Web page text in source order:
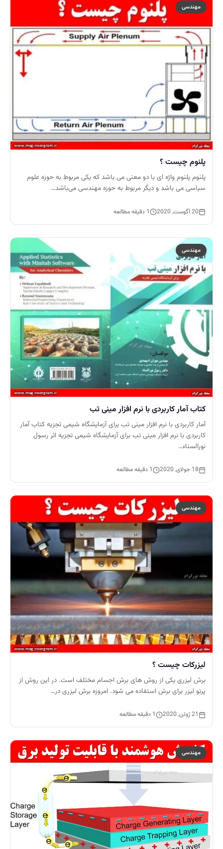
مهندسی
پلنوم چیست ؟
پلنوم پلنوم واژه ای با دو معنی می باشد که یکی مربوط به حوزه علوم
سیاسی می باشد و دیگر مربوط به حوزه مهندسی می‌باشد…
20 آگوست, 2020 1 دقیقه مطالعه
مهندسی
کتاب آمار کاربردی با نرم افزار مینی تب
آمار کاربردی با نرم افزار مینی تب برای آزمایشگاه شیمی تجزیه کتاب آمار
کاربردی با نرم افزار مینی تب برای آزمایشگاه شیمی تجزیه اثر رسول
نورالسناء…
18 جولای, 2020 1 دقیقه مطالعه
مهندسی
لیزرکات چیست ؟
برش لیزری یکی از روش ­های برش اجسام مختلف است. در این روش از
پرتو لیزر برای برش استفاده می ­شود. امروزه برش لیزری در…
21 ژوئن, 2020 1 دقیقه مطالعه
مهندسی